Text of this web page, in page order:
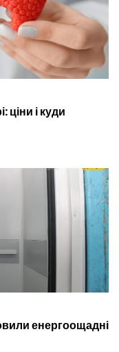
ціни і куди
енергоощадні